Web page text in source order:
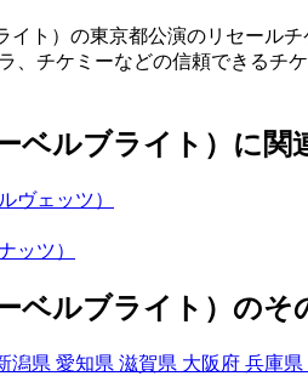
イト）の東京都公演のリセール
、チケミーなどの信頼できるチ
ベルブライト）に
ヴェッツ）
ッツ）
ベルブライト）のそ
潟県 愛知県 滋賀県 大阪府 兵庫県